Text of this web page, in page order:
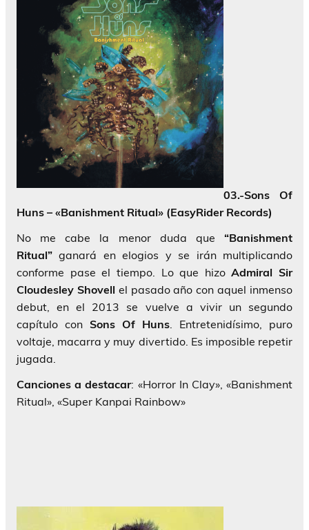
03.-Sons Of
Huns – «Banishment Ritual» (EasyRider Records)
No me cabe la menor duda que “Banishment
Ritual” ganará en elogios y se irán multiplicando
conforme pase el tiempo. Lo que hizoAdmiral Sir
Cloudesley Shovell el pasado año con aquel inmenso
debut, en el 2013 se vuelve a vivir un segundo
capítulo con Sons Of Huns. Entretenidísimo, puro
voltaje, macarra y muy divertido. Es imposible repetir
jugada.
Canciones a destacar: «Horror In Clay», «Banishment
Ritual», «Super Kanpai Rainbow»